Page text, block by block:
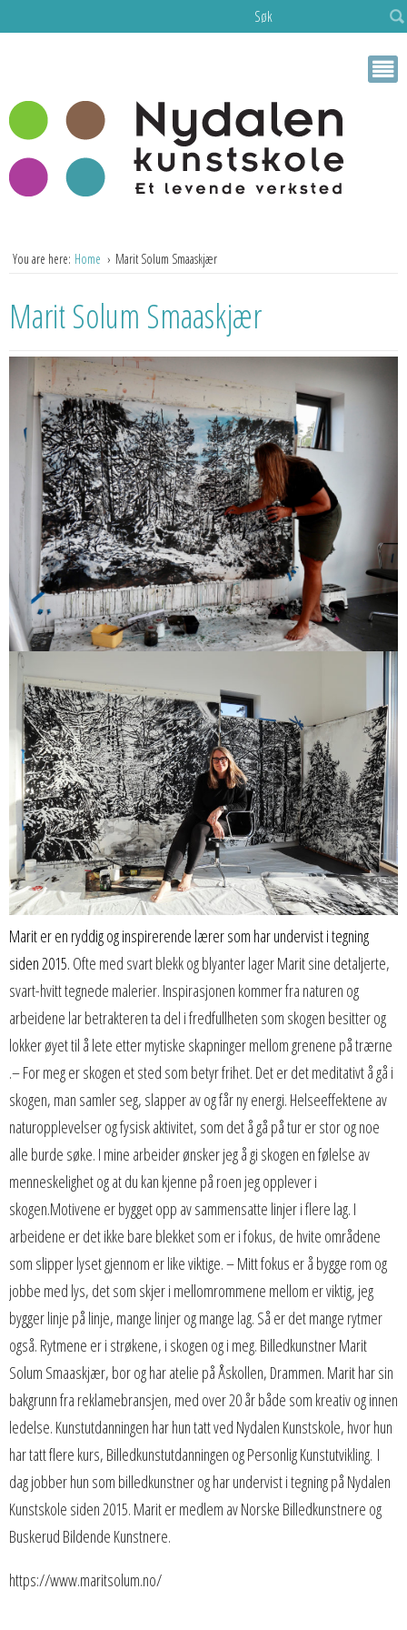
Søk
You are here: Home Marit Solum Smaaskjær
Marit Solum Smaaskjær
Marit er en ryddig og inspirerende lærer som har undervist i tegning
siden 2015. Ofte med svart blekk og blyanter lager Marit sine detaljerte,
svart-hvitt tegnede malerier. Inspirasjonen kommer fra naturen og
arbeidene lar betrakteren ta del i fredfullheten som skogen besitter og
lokker øyet til å lete etter mytiske skapninger mellom grenene på trærne
.– For meg er skogen et sted som betyr frihet. Det er det meditativt å gå i
skogen, man samler seg, slapper av og får ny energi. Helseeffektene av
naturopplevelser og fysisk aktivitet, som det å gå på tur er stor og noe
alle burde søke. I mine arbeider ønsker jeg å gi skogen en følelse av
menneskelighet og at du kan kjenne på roen jeg opplever i
skogen.Motivene er bygget opp av sammensatte linjer i flere lag. I
arbeidene er det ikke bare blekket som er i fokus, de hvite områdene
som slipper lyset gjennom er like viktige. – Mitt fokus er å bygge rom og
jobbe med lys, det som skjer i mellomrommene mellom er viktig, jeg
bygger linje på linje, mange linjer og mange lag. Så er det mange rytmer
også. Rytmene er i strøkene, i skogen og i meg. Billedkunstner Marit
Solum Smaaskjær, bor og har atelie på Åskollen, Drammen. Marit har sin
bakgrunn fra reklamebransjen, med over 20 år både som kreativ og innen
ledelse. Kunstutdanningen har hun tatt ved Nydalen Kunstskole, hvor hun
har tatt flere kurs, Billedkunstutdanningen og Personlig Kunstutvikling. I
dag jobber hun som billedkunstner og har undervist i tegning på Nydalen
Kunstskole siden 2015. Marit er medlem av Norske Billedkunstnere og
Buskerud Bildende Kunstnere.
https://www.maritsolum.no/